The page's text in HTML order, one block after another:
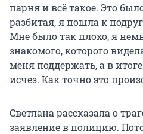
парня и всё такое. Это
разбитая, я пошла к
Мне было так плохо, я
знакомого, которого
меня поддержать, а в
исчез. Как точно это
Светлана рассказала о
заявление в полицию.